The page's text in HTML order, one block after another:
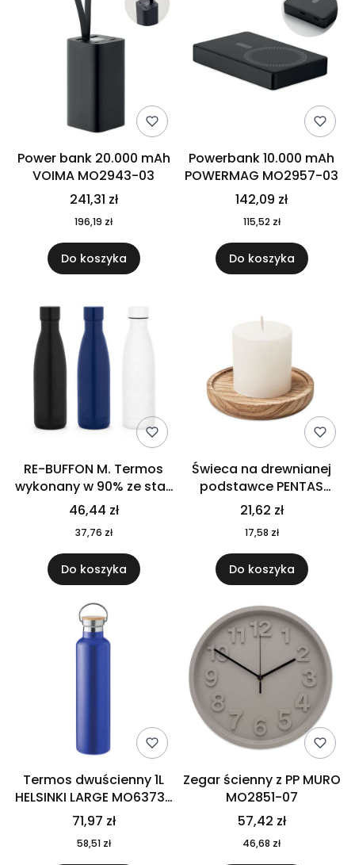
Power bank 20.000 mAh
VOIMA MO2943-03
241,31 zł
196,19 zł
Do koszyka
Powerbank 10.000 mAh
POWERMAG MO2957-03
142,09 zł
115,52 zł
Do koszyka
RE-BUFFON M. Termos
wykonany w 90% ze stali
nierdzewnej
pochodzącej z
recyklingu 520 ml 94294
46,44 zł
37,76 zł
Do koszyka
Świeca na drewnianej
podstawce PENTAS
MO6282-40
21,62 zł
17,58 zł
Do koszyka
Termos dwuścienny 1L
HELSINKI LARGE MO6373-
04
71,97 zł
58,51 zł
Zegar ścienny z PP MURO
MO2851-07
57,42 zł
46,68 zł